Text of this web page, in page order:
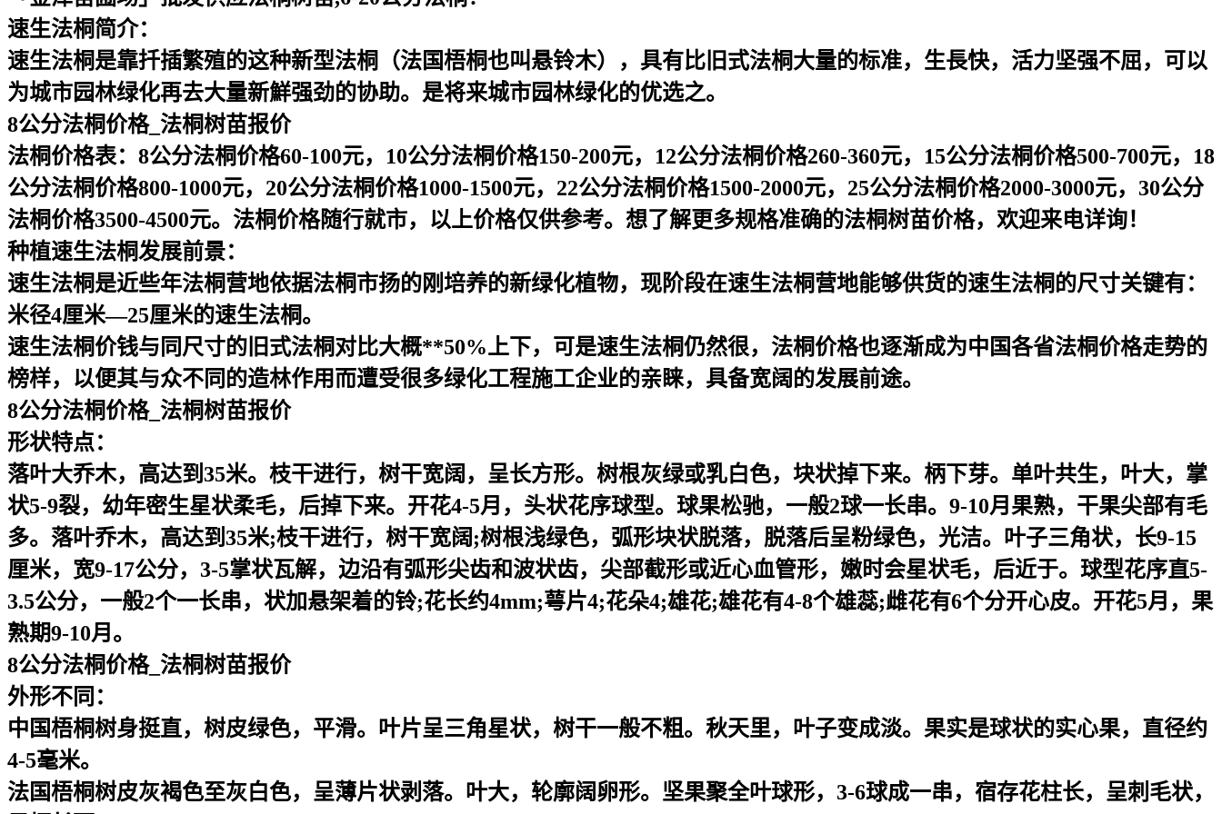
速生法桐简介：
速生法桐是靠扦插繁殖的这种新型法桐（法国梧桐也叫悬铃木），具有比旧式法桐大量的标准，生長快，活力坚强不屈，可以
为城市园林绿化再去大量新鮮强劲的协助。是将来城市园林绿化的优选之。
8公分法桐价格_法桐树苗报价
法桐价格表：8公分法桐价格60-100元，10公分法桐价格150-200元，12公分法桐价格260-360元，15公分法桐价格500-700元，18
公分法桐价格800-1000元，20公分法桐价格1000-1500元，22公分法桐价格1500-2000元，25公分法桐价格2000-3000元，30公分
法桐价格3500-4500元。法桐价格随行就市，以上价格仅供参考。想了解更多规格准确的法桐树苗价格，欢迎来电详询！
种植速生法桐发展前景：
速生法桐是近些年法桐营地依据法桐市扬的刚培养的新绿化植物，现阶段在速生法桐营地能够供货的速生法桐的尺寸关键有：
米径4厘米—25厘米的速生法桐。
速生法桐价钱与同尺寸的旧式法桐对比大概**50%上下，可是速生法桐仍然很，法桐价格也逐渐成为中国各省法桐价格走势的
榜样，以便其与众不同的造林作用而遭受很多绿化工程施工企业的亲睐，具备宽阔的发展前途。
8公分法桐价格_法桐树苗报价
形状特点：
落叶大乔木，高达到35米。枝干进行，树干宽阔，呈长方形。树根灰绿或乳白色，块状掉下来。柄下芽。单叶共生，叶大，掌
状5-9裂，幼年密生星状柔毛，后掉下来。开花4-5月，头状花序球型。球果松驰，一般2球一长串。9-10月果熟，干果尖部有毛
多。落叶乔木，高达到35米;枝干进行，树干宽阔;树根浅绿色，弧形块状脱落，脱落后呈粉绿色，光洁。叶子三角状，长9-15
厘米，宽9-17公分，3-5掌状瓦解，边沿有弧形尖齿和波状齿，尖部截形或近心血管形，嫩时会星状毛，后近于。球型花序直5-
3.5公分，一般2个一长串，状加悬架着的铃;花长约4mm;萼片4;花朵4;雄花;雄花有4-8个雄蕊;雌花有6个分开心皮。开花5月，果
熟期9-10月。
8公分法桐价格_法桐树苗报价
外形不同：
中国梧桐树身挺直，树皮绿色，平滑。叶片呈三角星状，树干一般不粗。秋天里，叶子变成淡。果实是球状的实心果，直径约
4-5毫米。
法国梧桐树皮灰褐色至灰白色，呈薄片状剥落。叶大，轮廓阔卵形。坚果聚全叶球形，3-6球成一串，宿存花柱长，呈刺毛状，